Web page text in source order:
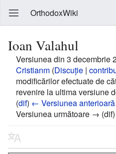
OrthodoxWiki
Ioan Valahul
Versiunea din 3 decembrie
Cristianm (Discuție |
modificărilor efectuate de
revenire la ultima versiune
(dif) ← Versiunea anterioară
Versiunea următoare → (dif)